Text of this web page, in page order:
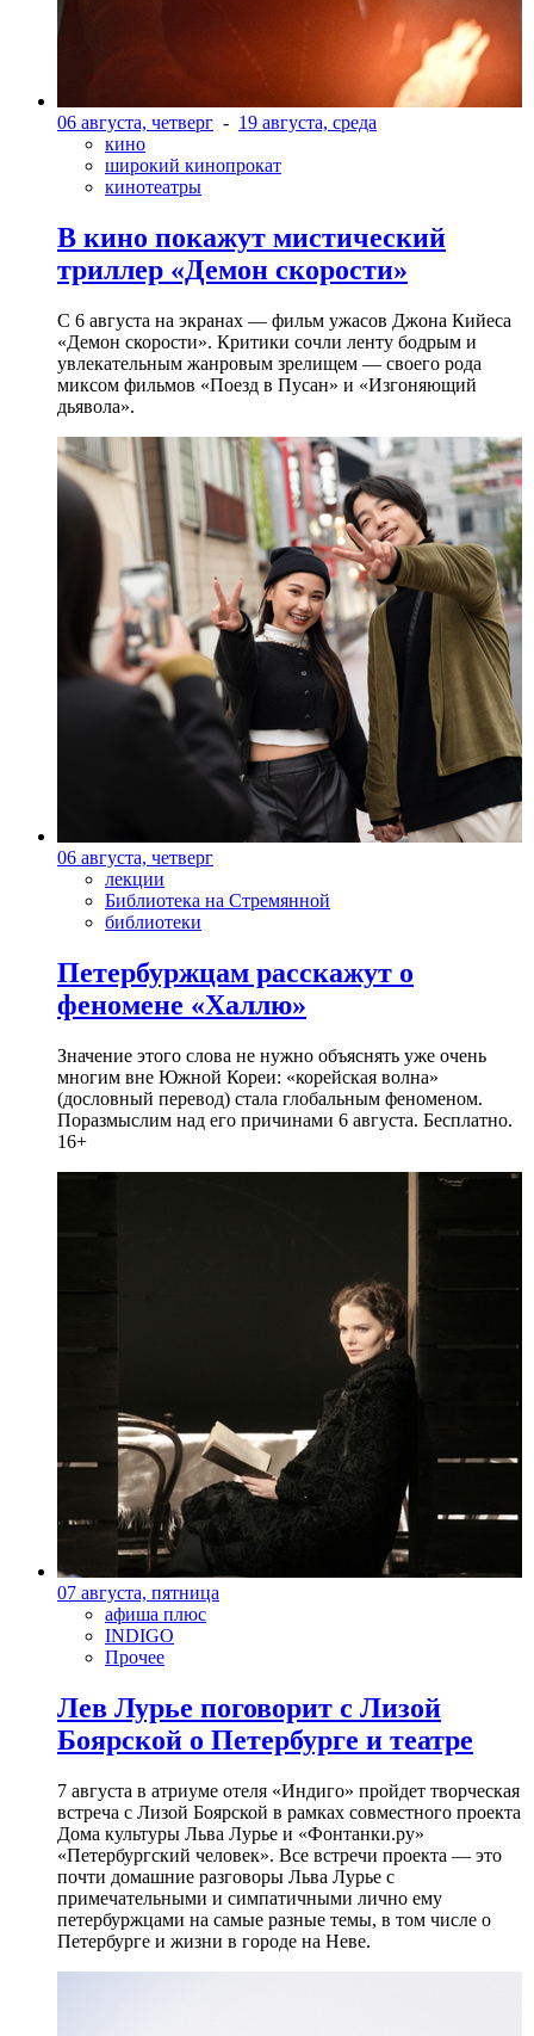
06 августа, четверг - 19 августа, среда
кино
широкий кинопрокат
кинотеатры
В кино покажут мистический
триллер «Демон скорости»
С 6 августа на экранах — фильм ужасов Джона Кийеса
«Демон скорости». Критики сочли ленту бодрым и
увлекательным жанровым зрелищeм — своего рода
миксом фильмов «Поезд в Пусан» и «Изгоняющий
дьявола».
06 августа, четверг
лекции
Библиотека на Стремянной
библиотеки
Петербуржцам расскажут о
феномене «Халлю»
Значение этого слова не нужно объяснять уже очень
многим вне Южной Кореи: «корейская волна»
(дословный перевод) стала глобальным феноменом.
Поразмыслим над его причинами 6 августа. Бесплатно.
16+
07 августа, пятница
афиша плюс
INDIGO
Прочее
Лев Лурье поговорит с Лизой
Боярской о Петербурге и театре
7 августа в атриуме отеля «Индиго» пройдет творческая
встреча с Лизой Боярской в рамках совместного проекта
Дома культуры Льва Лурье и «Фонтанки.ру»
«Петербургский человек». Все встречи проекта — это
почти домашние разговоры Льва Лурье с
примечательными и симпатичными лично ему
петербуржцами на самые разные темы, в том числе о
Петербурге и жизни в городе на Неве.